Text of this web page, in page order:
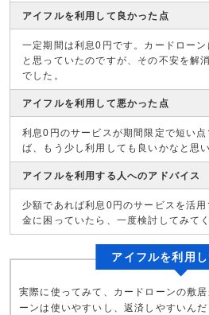
アイフルを利用して良かった点
一定期間は利息0円です。カードロー
と思っていたのですが、その不安を解
でした。
アイフルを利用して悪かった点
利息0円のサービスが期間限定で短い
ば、もう少し利用しても良いかなと思い
アイフルを利用する人へのアドバイス
少額であれば利息0円のサービスを活
金に困っていたら、一度検討してみてく
アイフルを利用
実際に使ってみて、カードローンの敷
ーンは使いやすいし、返済しやすいんだ